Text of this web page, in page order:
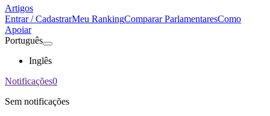
Artigos
Entrar / CadastrarMeu RankingComparar ParlamentaresComo
Apoiar
Português
Inglês
Notificações0
Sem notificações